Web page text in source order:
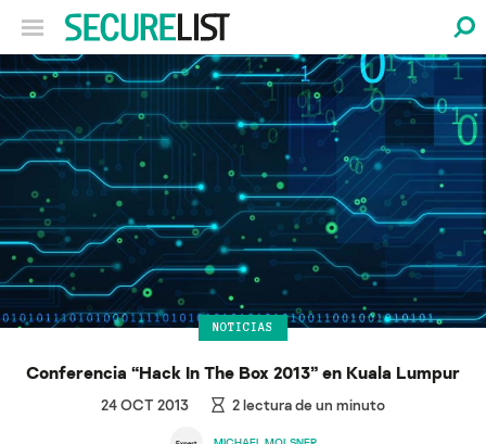
NOTICIAS
Conferencia “Hack In The Box 2013” en Kuala Lumpur
24 OCT 2013 2lectura de un minuto